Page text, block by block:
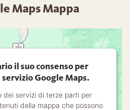
Maps Mappa
il suo consenso per
Google Maps.
dei servizi di terze parti per
della mappa che possono